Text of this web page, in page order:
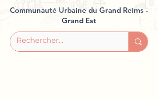
Communauté Urbaine du Grand Reims -
Grand Est